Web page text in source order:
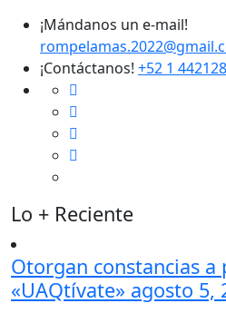
¡Mándanos un e-mail!
¡Contáctanos! +52 1
Lo + Reciente
Otorgan constancias
«UAQtívate» agosto 5,